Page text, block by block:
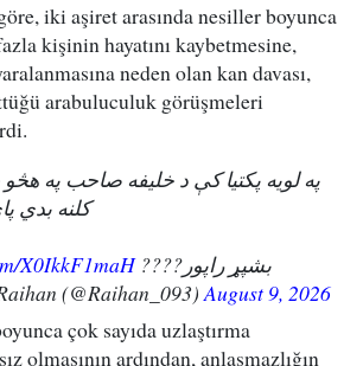
iki aşiret arasında nesiller boyunca
kişinin hayatını kaybetmesine,
neden olan kan davası,
arabuluculuk görüşmeleri
په لویه پکتیا کې د خلیفه صاحب په
کلنه بدي
بشپړ راپور????X0IkkF1maH
(@Raihan_093)August 9, 2026
çok sayıda uzlaştırma
olmasının ardından, anlaşmazlığın